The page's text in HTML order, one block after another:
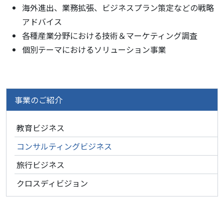
海外進出、業務拡張、ビジネスプラン策定などの戦略
アドバイス
各種産業分野における技術＆マーケティング調査
個別テーマにおけるソリューション事業
事業のご紹介
教育ビジネス
コンサルティングビジネス
旅行ビジネス
クロスディビジョン